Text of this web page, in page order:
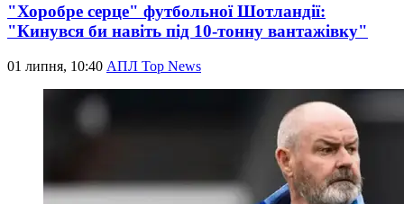
"Хоробре серце" футбольної Шотландії:
"Кинувся би навіть під 10-тонну вантажівку"
01 липня, 10:40 АПЛ Top News